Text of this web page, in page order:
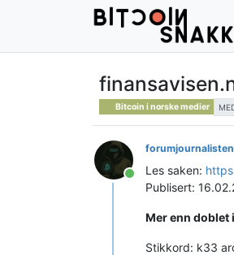
Bitcoin i norske medier
Tilkoblet
forumjournalisten
Les saken:
Publisert:
Mer enn doblet
Stikkord: k33